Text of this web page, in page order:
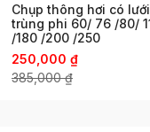
Chụp thông hơi có
trùng phi 60/ 76 /80/
/180 /200 /250
250,000 ₫
385,000₫